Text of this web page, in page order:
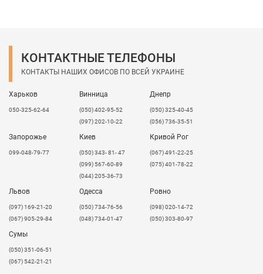
КОНТАКТНЫЕ ТЕЛЕФОНЫ
КОНТАКТЫ НАШИХ ОФИСОВ ПО ВСЕЙ УКРАИНЕ
Харьков
050-325-62-64
Винница
(050) 402-95-52
(097) 202-10-22
Днепр
(050) 325-40-45
(056) 736-35-51
Запорожье
099-048-79-77
Киев
(050) 343- 81- 47
(099) 567-60-89
(044) 205-36-73
Кривой Рог
(067) 491-22-25
(075) 401-78-22
Львов
​(097) 169-21-20
(067) 905-29-84
Одесса
(050) 734-76-56
(048) 734-01-47
Ровно
(098) 020-14-72
(050) 303-80-97
Сумы
(050) 351-06-51
(067) 542-21-21